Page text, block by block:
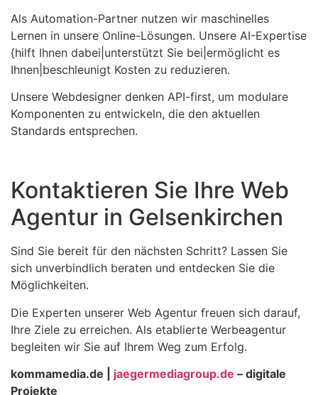
Als Automation-Partner nutzen wir maschinelles
Lernen in unsere Online-Lösungen. Unsere AI-Expertise
{hilft Ihnen dabei|unterstützt Sie bei|ermöglicht es
Ihnen|beschleunigt Kosten zu reduzieren.
Unsere Webdesigner denken API-first, um modulare
Komponenten zu entwickeln, die den aktuellen
Standards entsprechen.
Kontaktieren Sie Ihre Web
Agentur in Gelsenkirchen
Sind Sie bereit für den nächsten Schritt? Lassen Sie
sich unverbindlich beraten und entdecken Sie die
Möglichkeiten.
Die Experten unserer Web Agentur freuen sich darauf,
Ihre Ziele zu erreichen. Als etablierte Werbeagentur
begleiten wir Sie auf Ihrem Weg zum Erfolg.
kommamedia.de | jaegermediagroup.de – digitale
Projekte